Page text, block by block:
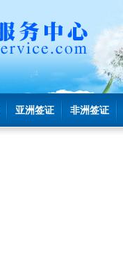
亚洲签证 非洲签证